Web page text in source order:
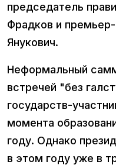
председатель
Фрадков и
Янукович.
Неформальный
встречей "без
государств-
момента
году. Однако
в этом году уже в